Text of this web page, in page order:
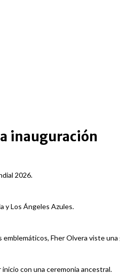
inauguración
2026.
y Los Ángeles Azules.
Fher Olvera viste
inicio con una ceremonia ancestral.